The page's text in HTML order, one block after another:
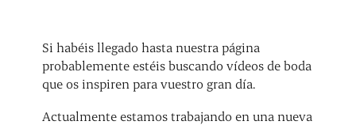
Si habéis llegado hasta nuestra página
probablemente estéis buscando vídeos de boda
que os inspiren para vuestro gran día.
Actualmente estamos trabajando en una nueva